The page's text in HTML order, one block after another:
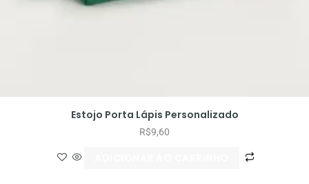
Estojo Porta Lápis Personalizado
R$9,60